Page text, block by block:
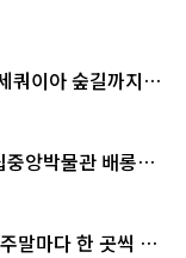
쿼이아 숲길까지…
앙박물관 배롱나
말마다 한 곳씩 떠